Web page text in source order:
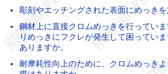
彫刻やエッチングされた表面にめっきを
鋼材上に直接クロムめっきを行ってい
りめっきにフクレが発生して困ってい
ありますか。
耐摩耗性向上のために、クロムめっき